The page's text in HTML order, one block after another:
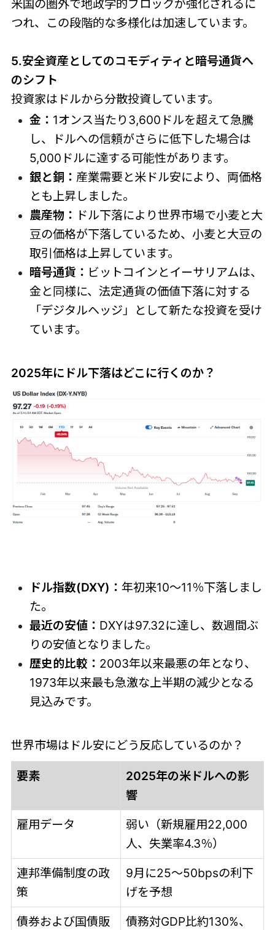
米国の圏外で地政学的ブロックが強化されるに
つれ、この段階的な多様化は加速しています。
5.安全資産としてのコモディティと暗号通貨へ
のシフト
投資家はドルから分散投資しています。
金： 1オンス当たり3,600ドルを超えて急騰
し、ドルへの信頼がさらに低下した場合は
5,000ドルに達する可能性があります。
銀と銅： 産業需要と米ドル安により、両価格
とも上昇しました。
農産物： ドル下落により世界市場で小麦と大
豆の価格が下落しているため、小麦と大豆の
取引価格は上昇しています。
暗号通貨： ビットコインとイーサリアムは、
金と同様に、法定通貨の価値下落に対する
「デジタルヘッジ」として新たな投資を受け
ています。
2025年にドル下落はどこに行くのか？
ドル指数(DXY)： 年初来10～11％下落しまし
た。
最近の安値： DXYは97.32に達し、数週間ぶ
りの安値となりました。
歴史的比較： 2003年以来最悪の年となり、
1973年以来最も急激な上半期の減少となる
見込みです。
世界市場はドル安にどう反応しているのか？
要素
2025年の米ドルへの影
響
雇用データ
弱い（新規雇用22,000
人、失業率4.3％）
連邦準備制度の政
策
9月に25～50bpsの利下
げを予想
債券および国債販
債務対GDP比約130%、